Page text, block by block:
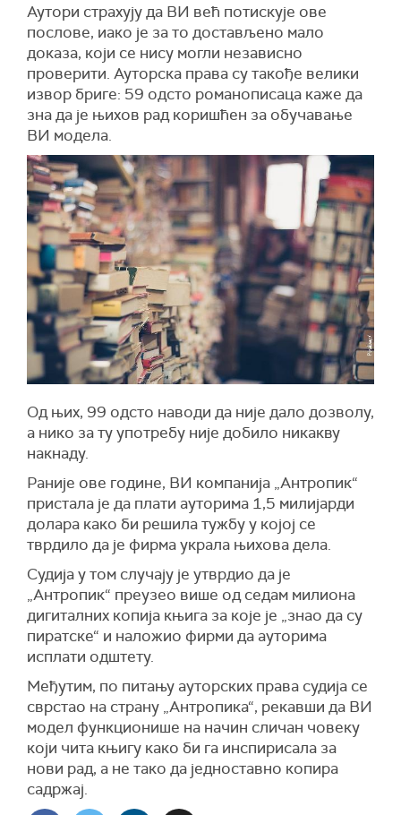
Аутори страхују да ВИ већ потискује ове
послове, иако је за то достављено мало
доказа, који се нису могли независно
проверити. Ауторска права су такође велики
извор бриге: 59 одсто романописаца каже да
зна да је њихов рад коришћен за обучавање
ВИ модела.
Од њих, 99 одсто наводи да није дало дозволу,
а нико за ту употребу није добило никакву
накнаду.
Раније ове године, ВИ компанија „Антропик“
пристала је да плати ауторима 1,5 милијарди
долара како би решила тужбу у којој се
тврдило да је фирма украла њихова дела.
Судија у том случају је утврдио да је
„Антропик“ преузео више од седам милиона
дигиталних копија књига за које је „знао да су
пиратске“ и наложио фирми да ауторима
исплати одштету.
Међутим, по питању ауторских права судија се
сврстао на страну „Антропика“, рекавши да ВИ
модел функционише на начин сличан човеку
који чита књигу како би га инспирисала за
нови рад, а не тако да једноставно копира
садржај.